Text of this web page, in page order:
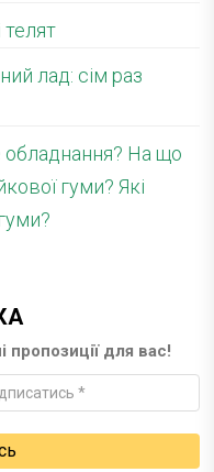
лад: сім раз
обладнання? На що
гуми? Які
пропозиції для вас!